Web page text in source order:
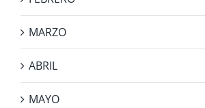
MARZO
ABRIL
MAYO